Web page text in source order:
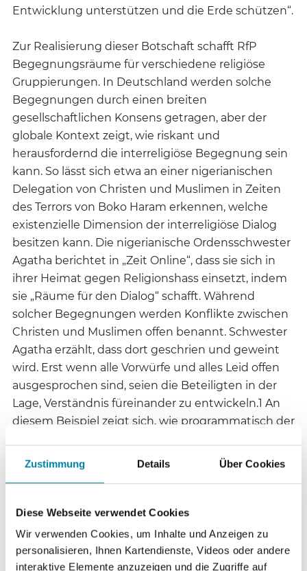
Zustimmung Details Über Cookies
Diese Webseite verwendet Cookies
Wir verwenden Cookies, um Inhalte und Anzeigen zu
personalisieren, Ihnen Kartendienste, Videos oder andere
interaktive Elemente anzuzeigen und die Zugriffe auf
Entwicklung unterstützen und die Erde schützen“.
Zur Realisierung dieser Botschaft schafft RfP
Begegnungsräume für verschiedene religiöse
Gruppierungen. In Deutschland werden solche
Begegnungen durch einen breiten
gesellschaftlichen Konsens getragen, aber der
globale Kontext zeigt, wie riskant und
herausfordernd die interreligiöse Begegnung sein
kann. So lässt sich etwa an einer nigerianischen
Delegation von Christen und Muslimen in Zeiten
des Terrors von Boko Haram erkennen, welche
existenzielle Dimension der interreligiöse Dialog
besitzen kann. Die nigerianische Ordensschwester
Agatha berichtet in „Zeit Online“, dass sie sich in
ihrer Heimat gegen Religionshass einsetzt, indem
sie „Räume für den Dialog“ schafft. Während
solcher Begegnungen werden Konflikte zwischen
Christen und Muslimen offen benannt. Schwester
Agatha erzählt, dass dort geschrien und geweint
wird. Erst wenn alle Vorwürfe und alles Leid offen
ausgesprochen sind, seien die Beteiligten in der
Lage, Verständnis füreinander zu entwickeln.1 An
diesem Beispiel zeigt sich, wie programmatisch der
Religions for Peace verfolgt ganz konkrete Ziele für
das Miteinander in der Welt. Im Vordergrund steht
Theologische Kontroversen über religiöse
Wahrheitsansprüche werden hingegen
vernachlässigt. Religiöse Differenzen werden
vielmehr gewürdigt, wenn es dem Frieden dient.2